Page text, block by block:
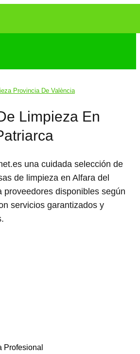
Provincia De València
Limpieza En
una cuidada selección de
de limpieza en Alfara del
proveedores disponibles según
servicios garantizados y
Profesional